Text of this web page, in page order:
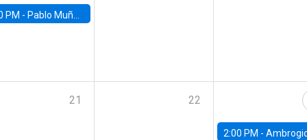
PM - Pablo Muñoz, Universidad de Chile
21 22
2:00 PM - Ambrogio Cesa-Bianchi, Bank of